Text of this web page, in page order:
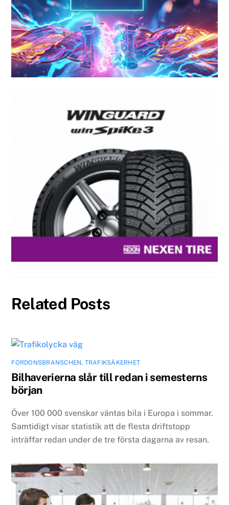
Related Posts
FORDONSBRANSCHEN, TRAFIKSÄKERHET
Bilhaverierna slår till redan i semesterns
början
Över 100 000 svenskar väntas bila i Europa i sommar.
Samtidigt visar statistik att de flesta driftstopp
inträffar redan under de tre första dagarna av resan.